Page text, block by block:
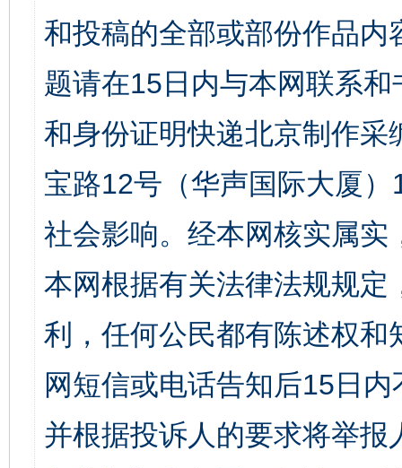
和投稿的全部或部份作品
题请在15日内与本网联系
和身份证明快递北京制作
宝路12号（华声国际大厦
社会影响。经本网核实属
本网根据有关法律法规规
利，任何公民都有陈述权
网短信或电话告知后15日
并根据投诉人的要求将举